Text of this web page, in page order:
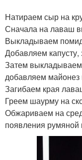
Натираем сыр на
Сначала на лаваш
Выкладываем
Добавляем капусту,
Затем выкладываем
добавляем майонез
Загибаем края
Греем шаурму на
Обжариваем на
появления румяной